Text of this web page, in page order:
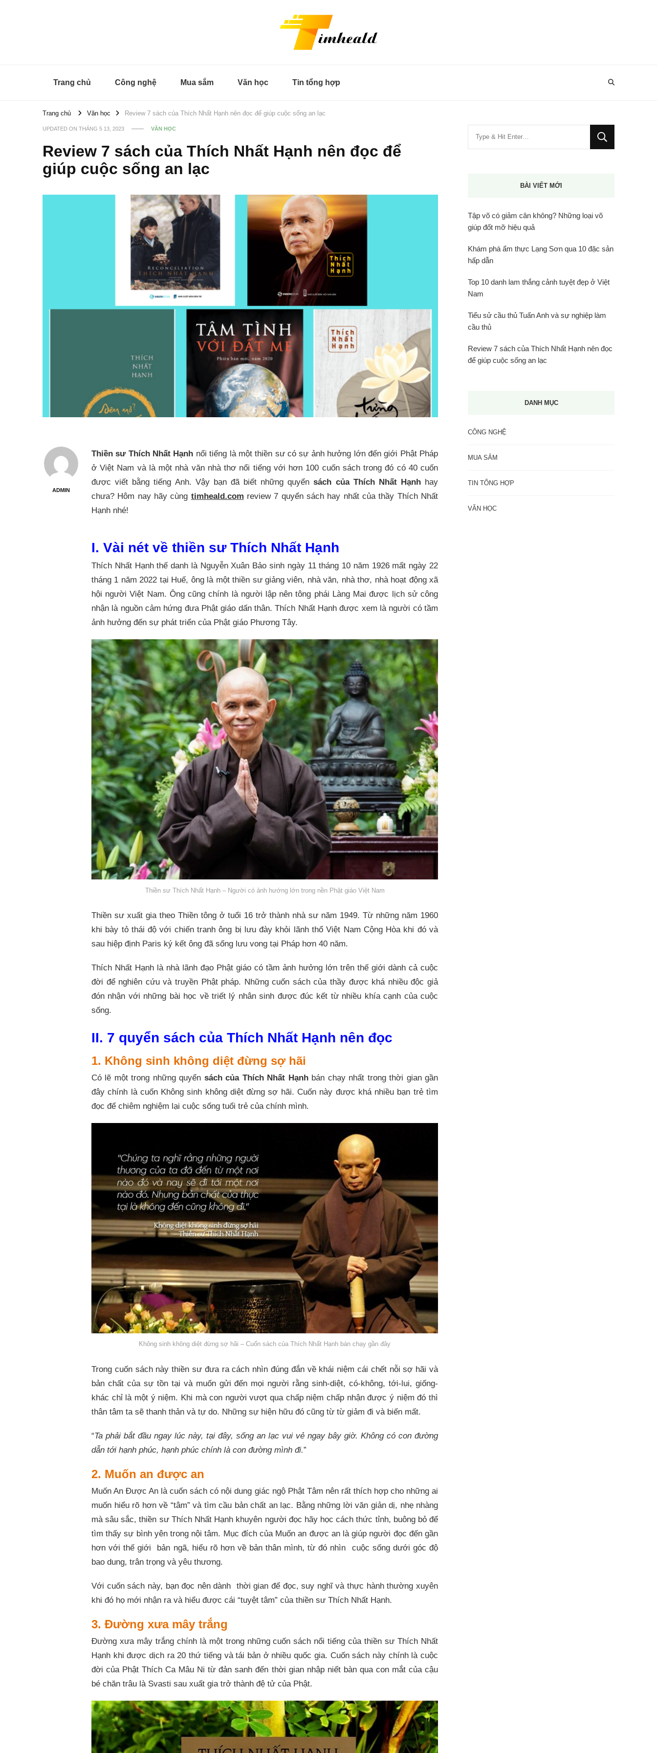
Trang chủ Công nghệ Mua sắm Văn học Tin tổng hợp
Trang chủ Văn học Review 7 sách của Thích Nhất Hạnh nên đọc để giúp cuộc sống an lạc
UPDATED ON THÁNG 5 13, 2023 VĂN HỌC
Review 7 sách của Thích Nhất Hạnh nên đọc để
giúp cuộc sống an lạc
ADMIN
Thiền sư Thích Nhất Hạnh nổi tiếng là một thiền sư có sự ảnh hưởng lớn đến giới Phật Pháp
ở Việt Nam và là một nhà văn nhà thơ nổi tiếng với hơn 100 cuốn sách trong đó có 40 cuốn
được viết bằng tiếng Anh. Vậy bạn đã biết những quyển sách của Thích Nhất Hạnh hay
chưa? Hôm nay hãy cùng timheald.com review 7 quyển sách hay nhất của thầy Thích Nhất
Hạnh nhé!
I. Vài nét về thiền sư Thích Nhất Hạnh
Thích Nhất Hạnh thế danh là Nguyễn Xuân Bảo sinh ngày 11 tháng 10 năm 1926 mất ngày 22
tháng 1 năm 2022 tại Huế, ông là một thiền sư giảng viên, nhà văn, nhà thơ, nhà hoạt động xã
hội người Việt Nam. Ông cũng chính là người lập nên tông phái Làng Mai được lịch sử công
nhận là nguồn cảm hứng đưa Phật giáo dấn thân. Thích Nhất Hạnh được xem là người có tầm
ảnh hưởng đến sự phát triển của Phật giáo Phương Tây.
Thiền sư Thích Nhất Hạnh – Người có ảnh hướng lớn trong nền Phật giáo Việt Nam
Thiền sư xuất gia theo Thiền tông ở tuổi 16 trở thành nhà sư năm 1949. Từ những năm 1960
khi bày tỏ thái độ với chiến tranh ông bị lưu đày khỏi lãnh thổ Việt Nam Cộng Hòa khi đó và
sau hiệp định Paris ký kết ông đã sống lưu vong tại Pháp hơn 40 năm.
Thích Nhất Hạnh là nhà lãnh đạo Phật giáo có tầm ảnh hưởng lớn trên thế giới dành cả cuộc
đời để nghiên cứu và truyền Phật pháp. Những cuốn sách của thầy được khá nhiều độc giả
đón nhận với những bài học về triết lý nhân sinh được đúc kết từ nhiều khía cạnh của cuộc
sống.
II. 7 quyển sách của Thích Nhất Hạnh nên đọc
1. Không sinh không diệt đừng sợ hãi
Có lẽ một trong những quyển sách của Thích Nhất Hạnhbán chạy nhất trong thời gian gần
đây chính là cuốn Không sinh không diệt đừng sợ hãi. Cuốn này được khá nhiều bạn trẻ tìm
đọc để chiêm nghiệm lại cuộc sống tuổi trẻ của chính mình.
Không sinh không diệt đừng sợ hãi – Cuốn sách của Thích Nhất Hạnh bán chạy gần đây
Trong cuốn sách này thiền sư đưa ra cách nhìn đúng đắn về khái niệm cái chết nỗi sợ hãi và
bản chất của sự tồn tại và muốn gửi đến mọi người rằng sinh-diệt, có-không, tới-lui, giống-
khác chỉ là một ý niệm. Khi mà con người vượt qua chấp niệm chấp nhận được ý niệm đó thì
thân tâm ta sẽ thanh thản và tự do. Những sự hiện hữu đó cũng từ từ giảm đi và biến mất.
“Ta phải bắt đầu ngay lúc này, tại đây, sống an lạc vui vẻ ngay bây giờ. Không có con đường
dẫn tới hạnh phúc, hạnh phúc chính là con đường mình đi.”
2. Muốn an được an
Muốn An Được An là cuốn sách có nội dung giác ngộ Phật Tâm nên rất thích hợp cho những ai
muốn hiểu rõ hơn về “tâm” và tìm cầu bản chất an lạc. Bằng những lời văn giản dị, nhẹ nhàng
mà sâu sắc, thiền sư Thích Nhất Hạnh khuyên người đọc hãy học cách thức tỉnh, buông bỏ để
tìm thấy sự bình yên trong nội tâm. Mục đích của Muốn an được an là giúp người đọc đến gần
hơn với thế giới bản ngã, hiểu rõ hơn về bản thân mình, từ đó nhìn cuộc sống dưới góc độ
bao dung, trân trọng và yêu thương.
Với cuốn sách này, bạn đọc nên dành thời gian để đọc, suy nghĩ và thực hành thường xuyên
khi đó họ mới nhận ra và hiểu được cái “tuyệt tâm” của thiền sư Thích Nhất Hạnh.
3. Đường xưa mây trắng
Đường xưa mây trắng chính là một trong những cuốn sách nổi tiếng của thiền sư Thích Nhất
Hạnh khi được dịch ra 20 thứ tiếng và tái bản ở nhiều quốc gia. Cuốn sách này chính là cuộc
đời của Phật Thích Ca Mâu Ni từ đản sanh đến thời gian nhập niết bàn qua con mắt của cậu
bé chăn trâu là Svasti sau xuất gia trở thành đệ tử của Phật.
BÀI VIẾT MỚI
Tập võ có giảm cân không? Những loại võ
giúp đốt mỡ hiệu quả
Khám phá ẩm thực Lạng Sơn qua 10 đặc sản
hấp dẫn
Top 10 danh lam thắng cảnh tuyệt đẹp ở Việt
Nam
Tiểu sử cầu thủ Tuấn Anh và sự nghiệp làm
cầu thủ
Review 7 sách của Thích Nhất Hạnh nên đọc
để giúp cuộc sống an lạc
DANH MỤC
CÔNG NGHỆ
MUA SẮM
TIN TỔNG HỢP
VĂN HỌC